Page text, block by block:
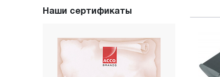
Наши сертификаты